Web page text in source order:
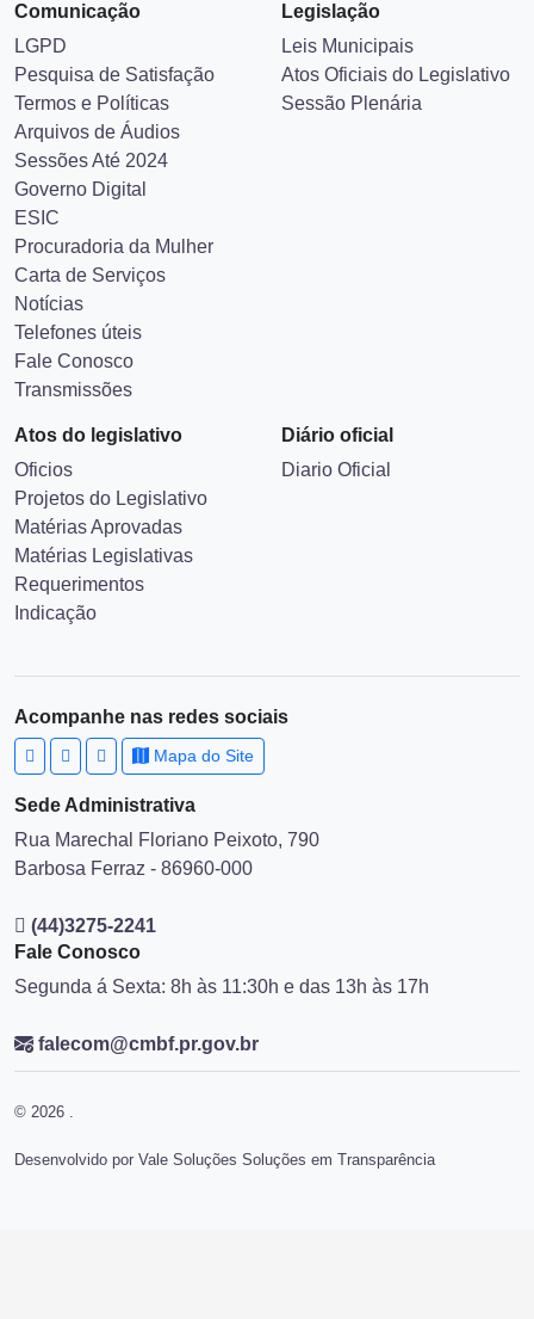
Comunicação
LGPD
Pesquisa de Satisfação
Termos e Políticas
Arquivos de Áudios
Sessões Até 2024
Governo Digital
ESIC
Procuradoria da Mulher
Carta de Serviços
Notícias
Telefones úteis
Fale Conosco
Transmissões
Legislação
Leis Municipais
Atos Oficiais do Legislativo
Sessão Plenária
Atos do legislativo
Oficios
Projetos do Legislativo
Matérias Aprovadas
Matérias Legislativas
Requerimentos
Indicação
Diário oficial
Diario Oficial
Acompanhe nas redes sociais
Mapa do Site
Sede Administrativa
Rua Marechal Floriano Peixoto, 790
Barbosa Ferraz - 86960-000
(44)3275-2241
Fale Conosco
Segunda á Sexta: 8h às 11:30h e das 13h às 17h
falecom@cmbf.pr.gov.br
© 2026 .
Desenvolvido por Vale Soluções Soluções em Transparência